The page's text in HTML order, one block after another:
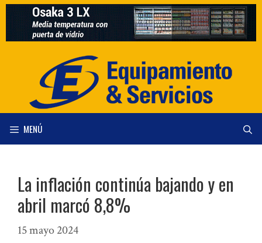
Saltar
contenido
MENÚ
La inflación continúa bajando y en
abril marcó 8,8%
15 mayo 2024